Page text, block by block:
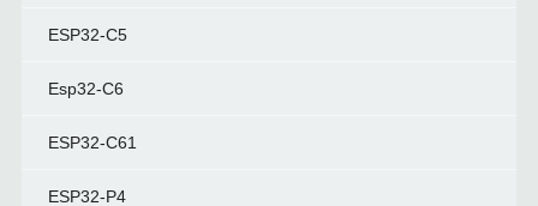
ESP32-C5
Esp32-C6
ESP32-C61
ESP32-P4